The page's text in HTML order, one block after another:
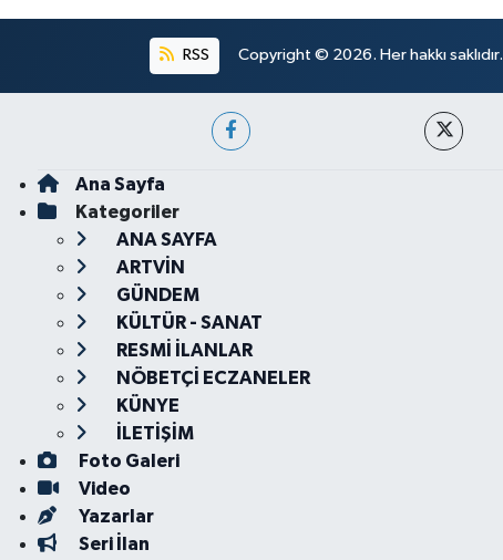
RSS Copyright © 2026. Her hakkı saklıdır.
Ana Sayfa
Kategoriler
ANA SAYFA
ARTVİN
GÜNDEM
KÜLTÜR - SANAT
RESMİ İLANLAR
NÖBETÇİ ECZANELER
KÜNYE
İLETİŞİM
Foto Galeri
Video
Yazarlar
Seri İlan